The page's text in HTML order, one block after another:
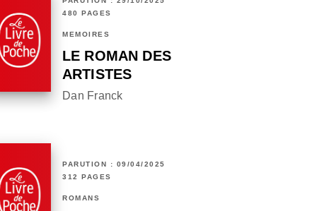
480 PAGES
MÉMOIRES
LE ROMAN DES
ARTISTES
Dan Franck
PARUTION : 09/04/2025
312 PAGES
ROMANS